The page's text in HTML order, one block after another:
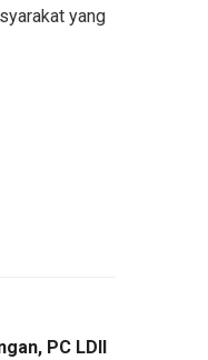
yang
PC LDII